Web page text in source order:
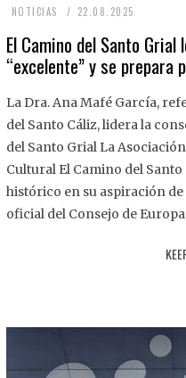
NOTICIAS 22.08.2025
.
8
2
2
El Camino del Santo
“excelente” y se
La Dra. Ana Mafé García,
del Santo Cáliz, lidera la
del Santo Grial La
Cultural El Camino del
histórico en su aspiración
oficial del Consejo de